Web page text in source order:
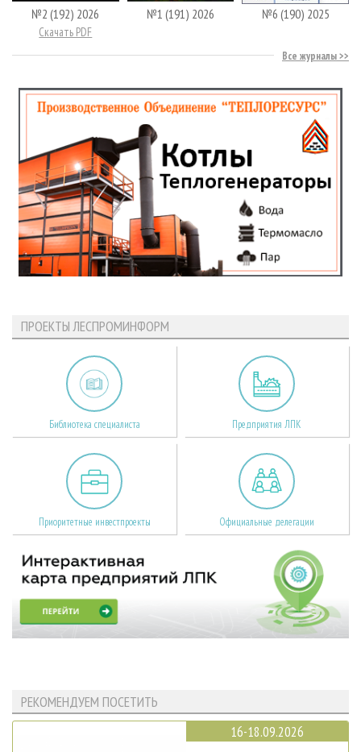
№2 (192) 2026
Скачать PDF
№1 (191) 2026 №6 (190) 2025
Все журналы
ПРОЕКТЫ ЛЕСПРОМИНФОРМ
Библиотека специалиста Предприятия ЛПК
Приоритетные инвестпроекты Официальные делегации
РЕКОМЕНДУЕМ ПОСЕТИТЬ
16-18.09.2026